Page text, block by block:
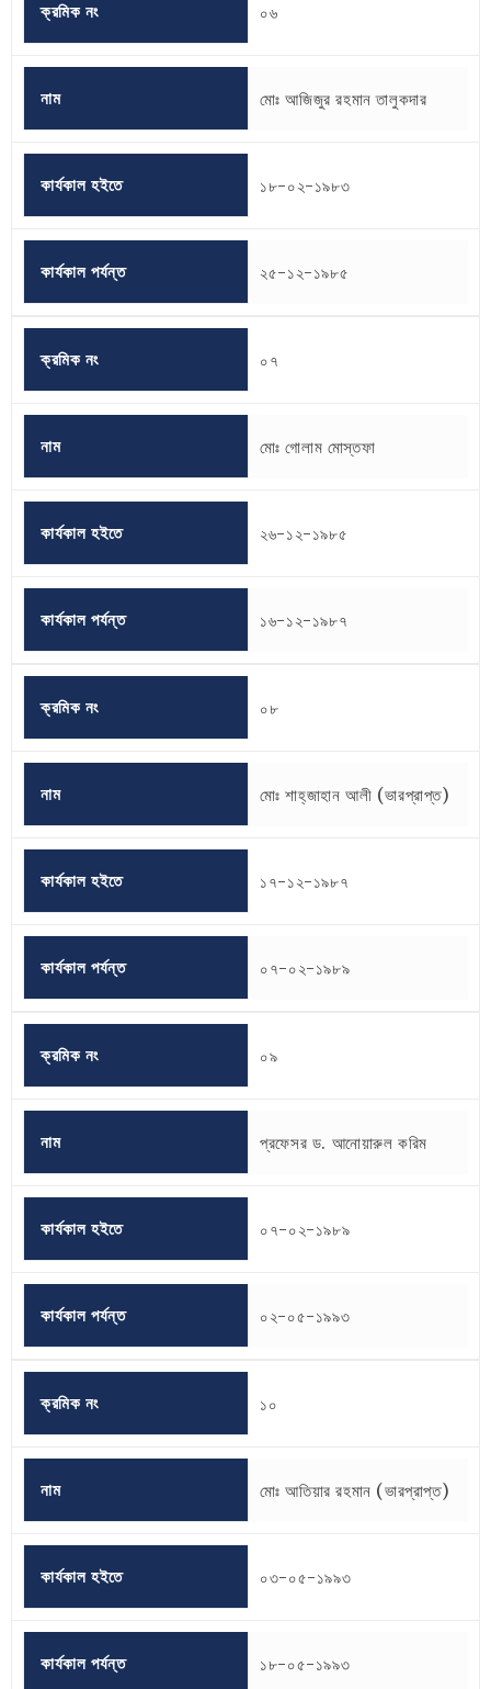
ক্রমিক নং ০৬
নাম মোঃ আজিজুর রহমান তালুকদার
কার্যকাল হইতে ১৮-০২-১৯৮৩
কার্যকাল পর্যন্ত ২৫-১২-১৯৮৫
ক্রমিক নং ০৭
নাম মোঃ গোলাম মোস্তফা
কার্যকাল হইতে ২৬-১২-১৯৮৫
কার্যকাল পর্যন্ত ১৬-১২-১৯৮৭
ক্রমিক নং ০৮
নাম মোঃ শাহ্‌জাহান আলী (ভারপ্রাপ্ত)
কার্যকাল হইতে ১৭-১২-১৯৮৭
কার্যকাল পর্যন্ত ০৭-০২-১৯৮৯
ক্রমিক নং ০৯
নাম প্রফেসর ড. আনোয়ারুল করিম
কার্যকাল হইতে ০৭-০২-১৯৮৯
কার্যকাল পর্যন্ত ০২-০৫-১৯৯৩
ক্রমিক নং ১০
নাম মোঃ আতিয়ার রহমান (ভারপ্রাপ্ত)
কার্যকাল হইতে ০৩-০৫-১৯৯৩
কার্যকাল পর্যন্ত ১৮-০৫-১৯৯৩